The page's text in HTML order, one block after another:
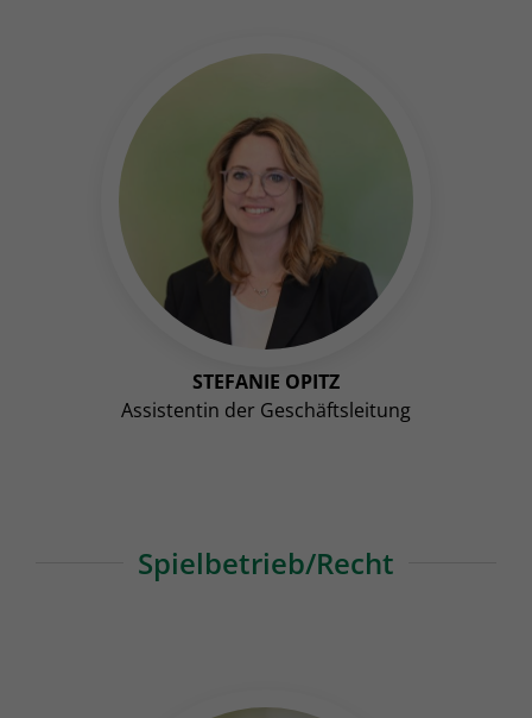
STEFANIE OPITZ
Assistentin der Geschäftsleitung
Spielbetrieb/Recht